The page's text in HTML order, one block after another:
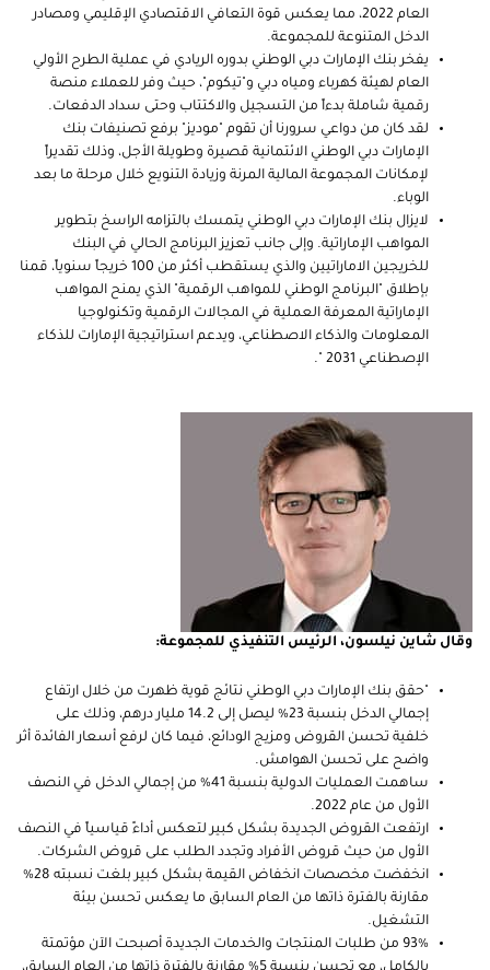
العام 2022، مما يعكس قوة التعافي الاقتصادي الإقليمي ومصادر
الدخل المتنوعة للمجموعة.
يفخر بنك الإمارات دبي الوطني بدوره الريادي في عملية الطرح الأولي
العام لهيئة كهرباء ومياه دبي و"تيكوم"، حيث وفر للعملاء منصة
رقمية شاملة بدءاً من التسجيل والاكتتاب وحتى سداد الدفعات.
لقد كان من دواعي سرورنا أن تقوم "موديز" برفع تصنيفات بنك
الإمارات دبي الوطني الائتمانية قصيرة وطويلة الأجل، وذلك تقديراً
لإمكانات المجموعة المالية المرنة وزيادة التنويع خلال مرحلة ما بعد
الوباء.
لايزال بنك الإمارات دبي الوطني يتمسك بالتزامه الراسخ بتطوير
المواهب الإماراتية. وإلى جانب تعزيز البرنامج الحالي في البنك
للخريجين الاماراتيين والذي يستقطب أكثر من 100 خريجاً سنوياً، قمنا
بإطلاق "البرنامج الوطني للمواهب الرقمية" الذي يمنح المواهب
الإماراتية المعرفة العملية في المجالات الرقمية وتكنولوجيا
المعلومات والذكاء الاصطناعي، ويدعم استراتيجية الإمارات للذكاء
الإصطناعي 2031 ".
وقال شاين نيلسون، الرئيس التنفيذي للمجموعة:
"حقق بنك الإمارات دبي الوطني نتائج قوية ظهرت من خلال ارتفاع
إجمالي الدخل بنسبة 23% ليصل إلى 14.2 مليار درهم، وذلك على
خلفية تحسن القروض ومزيج الودائع، فيما كان لرفع أسعار الفائدة أثر
واضح على تحسن الهوامش.
ساهمت العمليات الدولية بنسبة 41% من إجمالي الدخل في النصف
الأول من عام 2022.
ارتفعت القروض الجديدة بشكل كبير لتعكس أداءً قياسياً في النصف
الأول من حيث قروض الأفراد وتجدد الطلب على قروض الشركات.
انخفضت مخصصات انخفاض القيمة بشكل كبير بلغت نسبته 28%
مقارنة بالفترة ذاتها من العام السابق ما يعكس تحسن بيئة
التشغيل.
93% من طلبات المنتجات والخدمات الجديدة أصبحت الآن مؤتمتة